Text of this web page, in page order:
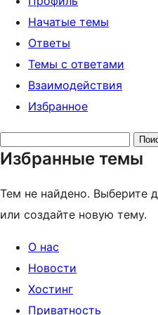
Начатые темы
Ответы
Темы с ответами
Взаимодействия
Избранное
тем:
Избранные темы
Тем не найдено. Выберите
или создайте новую тему.
О нас
Новости
Хостинг
Приватность